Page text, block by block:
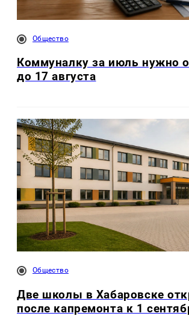
Общество
Коммуналку за июль нужно
до 17 августа
Общество
Две школы в Хабаровске
после капремонта к 1